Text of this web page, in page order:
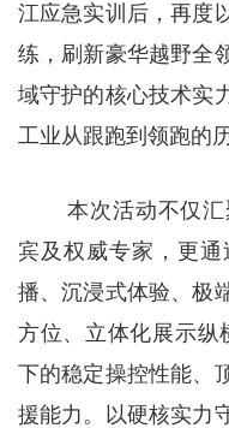
江应急实训后，再度
练，刷新豪华越野全
域守护的核心技术实
工业从跟跑到领跑的
本次活动不仅
宾及权威专家，更
播、沉浸式体验、极
方位、立体化展示纵
下的稳定操控性能、
援能力。以硬核实力